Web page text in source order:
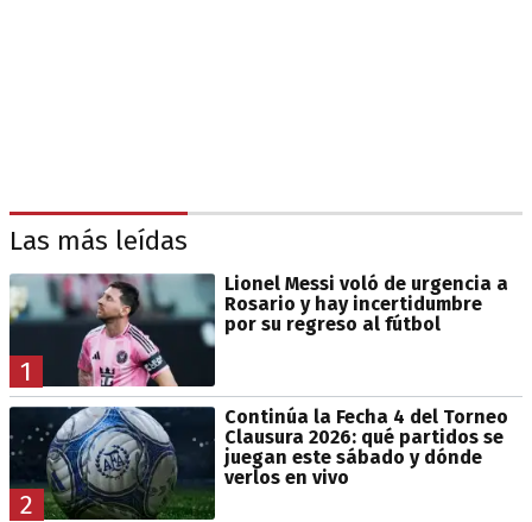
Las más leídas
1
Lionel Messi voló de urgencia a
Rosario y hay incertidumbre
por su regreso al fútbol
2
Continúa la Fecha 4 del Torneo
Clausura 2026: qué partidos se
juegan este sábado y dónde
verlos en vivo